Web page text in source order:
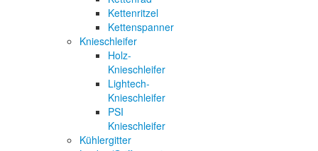
Kettenritzel
Kettenspanner
Knieschleifer
Holz-
Knieschleifer
Lightech-
Knieschleifer
PSI
Knieschleifer
Kühlergitter